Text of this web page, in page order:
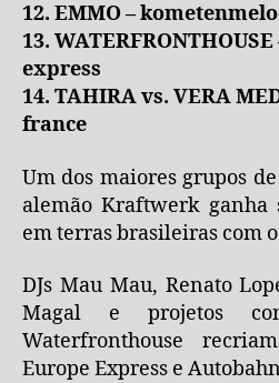
12. EMMO –
13.
express
14. TAHIRA vs. VERA
france
Um dos maiores grupos
alemão Kraftwerk
em terras brasileiras com
DJs Mau Mau, Renato
Magal e projetos
Waterfronthouse
Europe Express e Autobahn